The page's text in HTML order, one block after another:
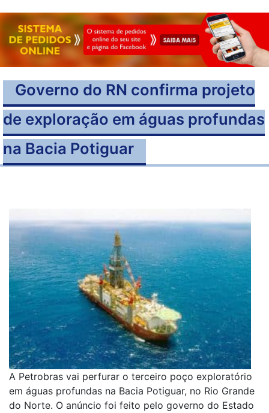
Governo do RN confirma projeto
de exploração em águas profundas
na Bacia Potiguar
A Petrobras vai perfurar o terceiro poço exploratório
em águas profundas na Bacia Potiguar, no Rio Grande
do Norte. O anúncio foi feito pelo governo do Estado